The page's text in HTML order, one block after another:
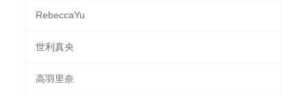
RebeccaYu
世利真央
高羽里奈